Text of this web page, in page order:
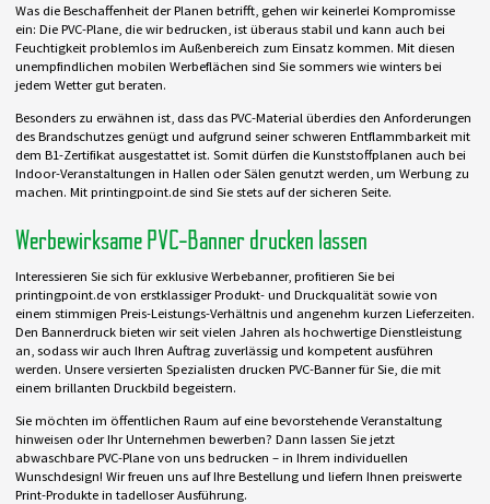
Was die Beschaffenheit der Planen betrifft, gehen wir keinerlei Kompromisse
ein: Die PVC-Plane, die wir bedrucken, ist überaus stabil und kann auch bei
Feuchtigkeit problemlos im Außenbereich zum Einsatz kommen. Mit diesen
unempfindlichen mobilen Werbeflächen sind Sie sommers wie winters bei
jedem Wetter gut beraten.
Besonders zu erwähnen ist, dass das PVC-Material überdies den Anforderungen
des Brandschutzes genügt und aufgrund seiner schweren Entflammbarkeit mit
dem B1-Zertifikat ausgestattet ist. Somit dürfen die Kunststoffplanen auch bei
Indoor-Veranstaltungen in Hallen oder Sälen genutzt werden, um Werbung zu
machen. Mit printingpoint.de sind Sie stets auf der sicheren Seite.
Werbewirksame PVC-Banner drucken lassen
Interessieren Sie sich für exklusive Werbebanner, profitieren Sie bei
printingpoint.de von erstklassiger Produkt- und Druckqualität sowie von
einem stimmigen Preis-Leistungs-Verhältnis und angenehm kurzen Lieferzeiten.
Den Bannerdruck bieten wir seit vielen Jahren als hochwertige Dienstleistung
an, sodass wir auch Ihren Auftrag zuverlässig und kompetent ausführen
werden. Unsere versierten Spezialisten drucken PVC-Banner für Sie, die mit
einem brillanten Druckbild begeistern.
Sie möchten im öffentlichen Raum auf eine bevorstehende Veranstaltung
hinweisen oder Ihr Unternehmen bewerben? Dann lassen Sie jetzt
abwaschbare PVC-Plane von uns bedrucken – in Ihrem individuellen
Wunschdesign! Wir freuen uns auf Ihre Bestellung und liefern Ihnen preiswerte
Print-Produkte in tadelloser Ausführung.